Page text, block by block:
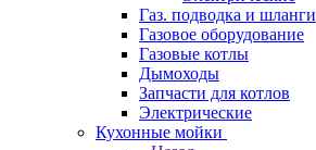
Газ. подводка и шланги
Газовое оборудование
Газовые котлы
Дымоходы
Запчасти для котлов
Электрические
Кухонные мойки